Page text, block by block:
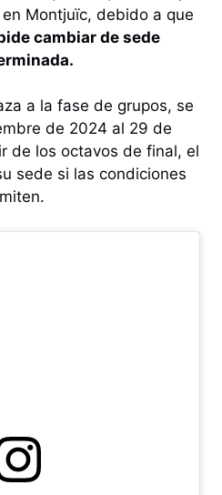
Montjuïc, debido a que
cambiar de sede
a la fase de grupos, se
de 2024 al 29 de
de los octavos de final, el
sede si las condiciones